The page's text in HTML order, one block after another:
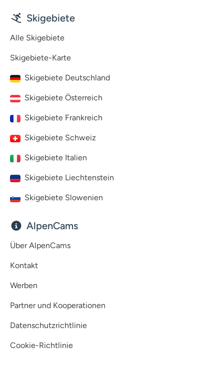
Skigebiete
Alle Skigebiete
Skigebiete-Karte
Skigebiete Deutschland
Skigebiete Österreich
Skigebiete Frankreich
Skigebiete Schweiz
Skigebiete Italien
Skigebiete Liechtenstein
Skigebiete Slowenien
AlpenCams
Über AlpenCams
Kontakt
Werben
Partner und Kooperationen
Datenschutzrichtlinie
Cookie-Richtlinie